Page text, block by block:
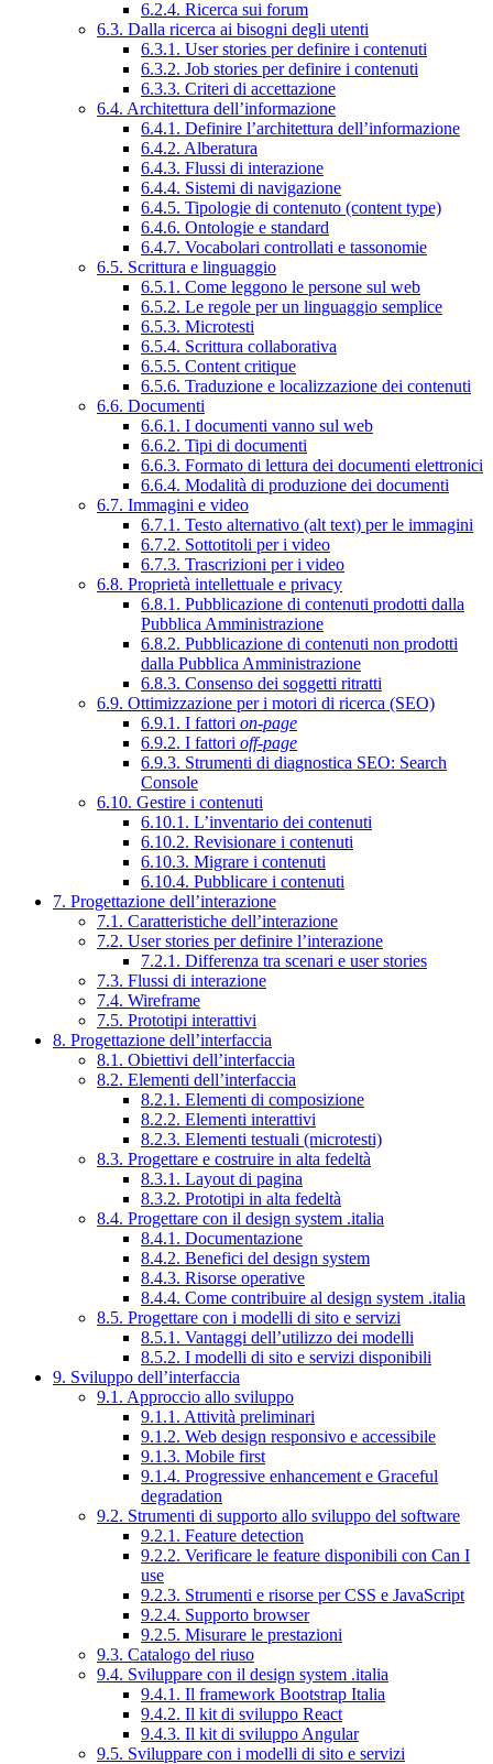
6.2.4. Ricerca sui forum
6.3. Dalla ricerca ai bisogni degli utenti
6.3.1. User stories per definire i contenuti
6.3.2. Job stories per definire i contenuti
6.3.3. Criteri di accettazione
6.4. Architettura dell’informazione
6.4.1. Definire l’architettura dell’informazione
6.4.2. Alberatura
6.4.3. Flussi di interazione
6.4.4. Sistemi di navigazione
6.4.5. Tipologie di contenuto (content type)
6.4.6. Ontologie e standard
6.4.7. Vocabolari controllati e tassonomie
6.5. Scrittura e linguaggio
6.5.1. Come leggono le persone sul web
6.5.2. Le regole per un linguaggio semplice
6.5.3. Microtesti
6.5.4. Scrittura collaborativa
6.5.5. Content critique
6.5.6. Traduzione e localizzazione dei contenuti
6.6. Documenti
6.6.1. I documenti vanno sul web
6.6.2. Tipi di documenti
6.6.3. Formato di lettura dei documenti elettronici
6.6.4. Modalità di produzione dei documenti
6.7. Immagini e video
6.7.1. Testo alternativo (alt text) per le immagini
6.7.2. Sottotitoli per i video
6.7.3. Trascrizioni per i video
6.8. Proprietà intellettuale e privacy
6.8.1. Pubblicazione di contenuti prodotti dalla
Pubblica Amministrazione
6.8.2. Pubblicazione di contenuti non prodotti
dalla Pubblica Amministrazione
6.8.3. Consenso dei soggetti ritratti
6.9. Ottimizzazione per i motori di ricerca (SEO)
6.9.1. I fattori on-page
6.9.2. I fattori off-page
6.9.3. Strumenti di diagnostica SEO: Search
Console
6.10. Gestire i contenuti
6.10.1. L’inventario dei contenuti
6.10.2. Revisionare i contenuti
6.10.3. Migrare i contenuti
6.10.4. Pubblicare i contenuti
7. Progettazione dell’interazione
7.1. Caratteristiche dell’interazione
7.2. User stories per definire l’interazione
7.2.1. Differenza tra scenari e user stories
7.3. Flussi di interazione
7.4. Wireframe
7.5. Prototipi interattivi
8. Progettazione dell’interfaccia
8.1. Obiettivi dell’interfaccia
8.2. Elementi dell’interfaccia
8.2.1. Elementi di composizione
8.2.2. Elementi interattivi
8.2.3. Elementi testuali (microtesti)
8.3. Progettare e costruire in alta fedeltà
8.3.1. Layout di pagina
8.3.2. Prototipi in alta fedeltà
8.4. Progettare con il design system .italia
8.4.1. Documentazione
8.4.2. Benefici del design system
8.4.3. Risorse operative
8.4.4. Come contribuire al design system .italia
8.5. Progettare con i modelli di sito e servizi
8.5.1. Vantaggi dell’utilizzo dei modelli
8.5.2. I modelli di sito e servizi disponibili
9. Sviluppo dell’interfaccia
9.1. Approccio allo sviluppo
9.1.1. Attività preliminari
9.1.2. Web design responsivo e accessibile
9.1.3. Mobile first
9.1.4. Progressive enhancement e Graceful
degradation
9.2. Strumenti di supporto allo sviluppo del software
9.2.1. Feature detection
9.2.2. Verificare le feature disponibili con Can I
use
9.2.3. Strumenti e risorse per CSS e JavaScript
9.2.4. Supporto browser
9.2.5. Misurare le prestazioni
9.3. Catalogo del riuso
9.4. Sviluppare con il design system .italia
9.4.1. Il framework Bootstrap Italia
9.4.2. Il kit di sviluppo React
9.4.3. Il kit di sviluppo Angular
9.5. Sviluppare con i modelli di sito e servizi